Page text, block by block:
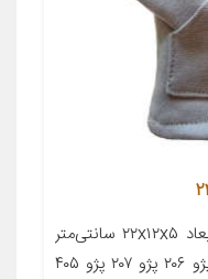
معرفی محصول جزئیات محصول ابعاد ۲۲x۱۲x۵ سانتی‌متر
جنس ویسکوز مناسب برای خودرو پژو ۲۰۶ پژو ۲۰۷ پژو ۴۰۵